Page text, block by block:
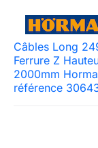
Câbles Long
Ferrure Z
2000mm
référence